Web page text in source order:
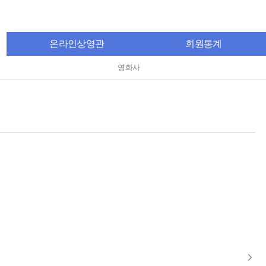
온라인상영관 회원통계
영화사